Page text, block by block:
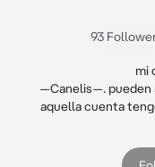
93
mi
—Canelis—. pueden
aquella cuenta